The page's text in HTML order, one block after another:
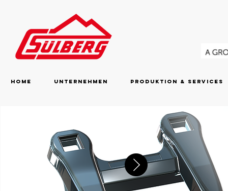
Home Unternehmen Produktion & Services